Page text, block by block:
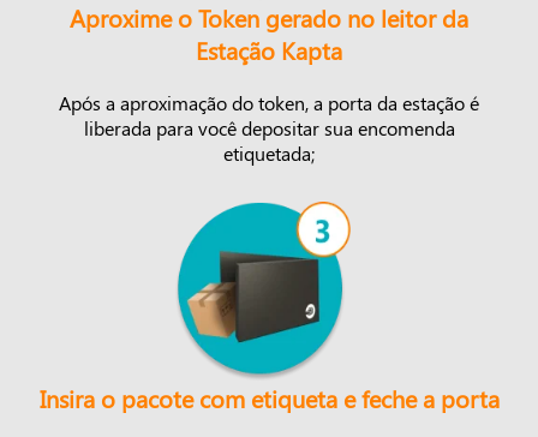
Aproxime o Token gerado no leitor da
Estação Kapta
Após a aproximação do token, a porta da estação é
liberada para você depositar sua encomenda
etiquetada;
Insira o pacote com etiqueta e feche a porta